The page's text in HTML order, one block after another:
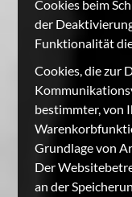
Cookies beim
der
Funktionalität
Cookies, die zur
bestimmter, von
Grundlage von
Der
an der